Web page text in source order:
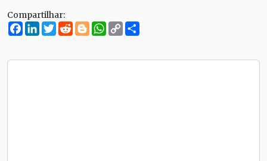
Compartilhar:
Facebook
LinkedIn
Twitter
RedditBloggerWhatsApp
Copy
Link